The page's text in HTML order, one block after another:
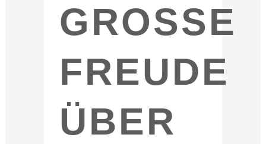
GROSSE F
REUDE Ü
BER D